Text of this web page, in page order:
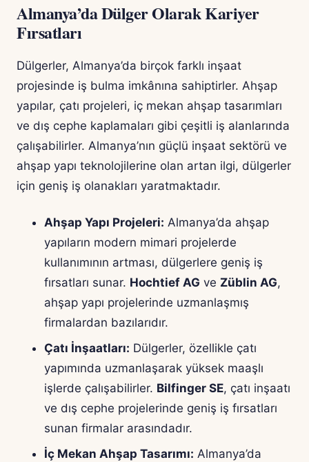
Almanya’da Dülger Olarak Kariyer
Fırsatları
Dülgerler, Almanya’da birçok farklı inşaat
projesinde iş bulma imkânına sahiptirler. Ahşap
yapılar, çatı projeleri, iç mekan ahşap tasarımları
ve dış cephe kaplamaları gibi çeşitli iş alanlarında
çalışabilirler. Almanya’nın güçlü inşaat sektörü ve
ahşap yapı teknolojilerine olan artan ilgi, dülgerler
için geniş iş olanakları yaratmaktadır.
Ahşap Yapı Projeleri: Almanya’da ahşap
yapıların modern mimari projelerde
kullanımının artması, dülgerlere geniş iş
fırsatları sunar. Hochtief AG ve Züblin AG,
ahşap yapı projelerinde uzmanlaşmış
firmalardan bazılarıdır.
Çatı İnşaatları: Dülgerler, özellikle çatı
yapımında uzmanlaşarak yüksek maaşlı
işlerde çalışabilirler. Bilfinger SE, çatı inşaatı
ve dış cephe projelerinde geniş iş fırsatları
sunan firmalar arasındadır.
İç Mekan Ahşap Tasarımı: Almanya’da